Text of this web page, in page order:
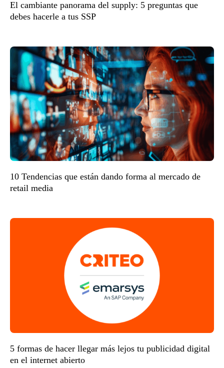
El cambiante panorama del supply: 5 preguntas que
debes hacerle a tus SSP
10 Tendencias que están dando forma al mercado de
retail media
5 formas de hacer llegar más lejos tu publicidad digital
en el internet abierto